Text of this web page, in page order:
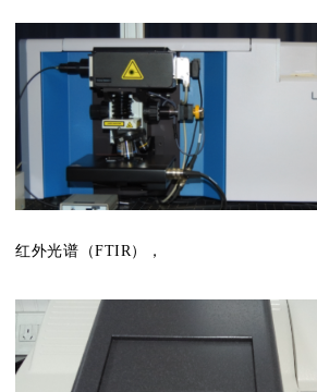
红外光谱（FTIR），